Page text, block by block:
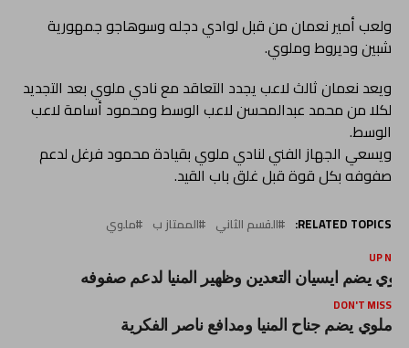
ولعب أمير نعمان من قبل لوادي دجله وسوهاجو جمهورية
شبين وديروط وملوي.
ويعد نعمان ثالث لاعب يجدد التعاقد مع نادي ملوي بعد التجديد
لكلا من محمد عبدالمحسن لاعب الوسط ومحمود أسامة لاعب
الوسط.
ويسعي الجهاز الفني لنادي ملوي بقيادة محمود فرغل لدعم
صفوفه بكل قوة قبل غلق باب القيد.
RELATED TOPICS: القسم الثاني الممتاز ب ملوي
UP
يضم ايسيان التعدين وظهير المنيا لدعم صفوفه
DON'T MISS
ملوي يضم جناح المنيا ومدافع ناصر الفكرية